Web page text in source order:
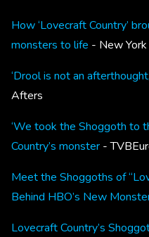
How ‘Lovecraft Country’
monsters to life - New
‘Drool is not an
Afters
‘We took the Shoggoth to
Country’s monster -
Meet the Shoggoths of
Behind HBO’s New
Lovecraft Country’s